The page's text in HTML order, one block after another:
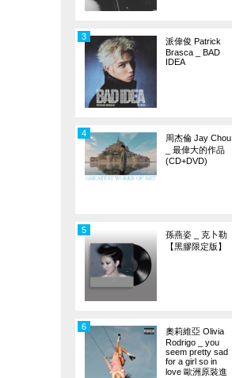
派偉俊 Patrick
Brasca _ BAD
IDEA
3
周杰倫 Jay Chou
_ 最偉大的作品
(CD+DVD)
4
孫燕姿 _ 克卜勒
【黑膠限定版】
5
奧莉維亞 Olivia
Rodrigo _ you
seem pretty sad
for a girl so in
love 歐洲原裝進
6